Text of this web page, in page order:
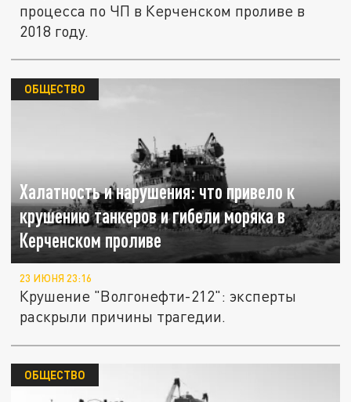
процесса по ЧП в Керченском проливе в
2018 году.
Халатность и нарушения: что привело к
крушению танкеров и гибели моряка в
Керченском проливе
ОБЩЕСТВО
23 ИЮНЯ 23:16
Крушение "Волгонефти-212": эксперты
раскрыли причины трагедии.
ОБЩЕСТВО